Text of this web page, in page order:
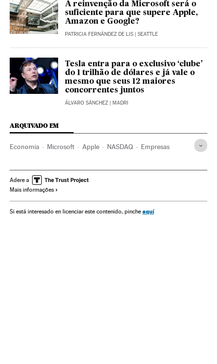
A reinvenção da Microsoft será o
suficiente para que supere Apple,
Amazon e Google?
PATRICIA FERNÁNDEZ DE LIS | SEATTLE
Tesla entra para o exclusivo ‘clube’
do 1 trilhão de dólares e já vale o
mesmo que seus 12 maiores
concorrentes juntos
ÁLVARO SÁNCHEZ | MADRI
ARQUIVADO EM
Economia Microsoft Apple NASDAQ Empresas
Adere a
Mais informações
Si está interesado en licenciar este contenido, pinche aquí